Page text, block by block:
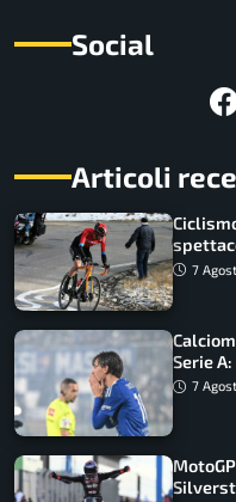
Social
Articoli
come
7
Serie
7